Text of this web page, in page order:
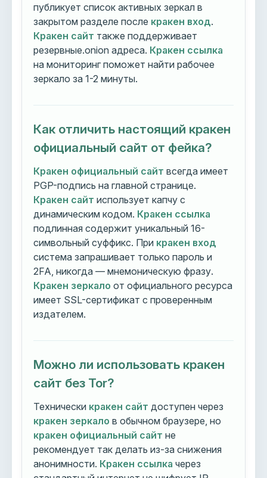
публикует список активных зеркал в
закрытом разделе после кракен вход.
Кракен сайт также поддерживает
резервные.onion адреса. Кракен ссылка
на мониторинг поможет найти рабочее
зеркало за 1-2 минуты.
Как отличить настоящий кракен
официальный сайт от фейка?
Кракен официальный сайт всегда имеет
PGP-подпись на главной странице.
Кракен сайт использует капчу с
динамическим кодом. Кракен ссылка
подлинная содержит уникальный 16-
символьный суффикс. При кракен вход
система запрашивает только пароль и
2FA, никогда — мнемоническую фразу.
Кракен зеркало от официального ресурса
имеет SSL-сертификат с проверенным
издателем.
Можно ли использовать кракен
сайт без Tor?
Технически кракен сайт доступен через
кракен зеркало в обычном браузере, но
кракен официальный сайт не
рекомендует так делать из-за снижения
анонимности. Кракен ссылка через